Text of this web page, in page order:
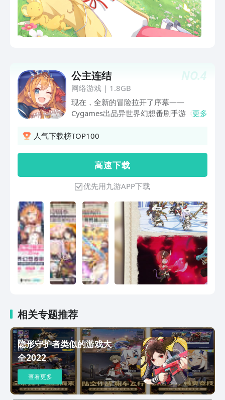
NO.4
公主连结
网络游戏| 1.8GB
现在，全新的冒险拉开了序幕——
Cygames出品异世界幻想番剧手游《公
动画呈现游戏剧情，WIT STUDIO担任游
全剧情配音。自由组合队伍，放出必杀攻
略难关，配合竞技场等多元玩法，开启与
你再次连结的物语！
更多
人气下载榜TOP100
高 速 下 载
优先用九游APP下载
相关专题推荐
隐形守护者类似的游戏大
全2022
查看更多